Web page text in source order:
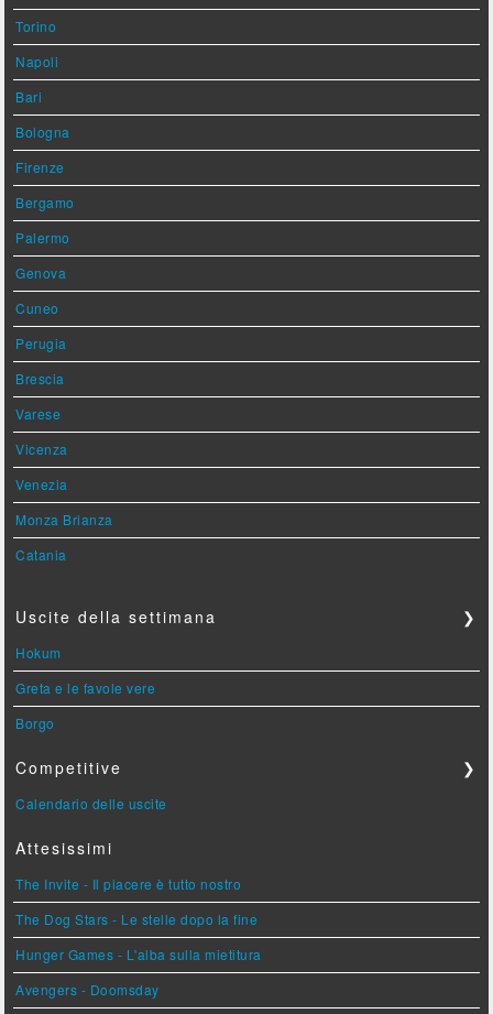
Torino
Napoli
Bari
Bologna
Firenze
Bergamo
Palermo
Genova
Cuneo
Perugia
Brescia
Varese
Vicenza
Venezia
Monza Brianza
Catania
Uscite della settimana ❯
Hokum
Greta e le favole vere
Borgo
Competitive ❯
Calendario delle uscite
Attesissimi
The Invite - Il piacere è tutto nostro
The Dog Stars - Le stelle dopo la fine
Hunger Games - L'alba sulla mietitura
Avengers - Doomsday